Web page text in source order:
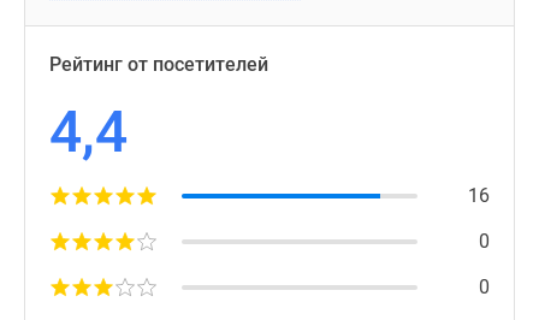
Рейтинг от посетителей
4,4
16
0
0